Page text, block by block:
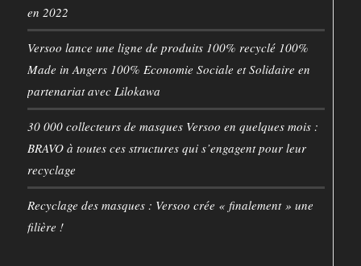
en 2022
Versoo lance une ligne de produits 100% recyclé 100%
Made in Angers 100% Economie Sociale et Solidaire en
partenariat avec Lilokawa
30 000 collecteurs de masques Versoo en quelques mois :
BRAVO à toutes ces structures qui s’engagent pour leur
recyclage
Recyclage des masques : Versoo crée « finalement » une
filière !